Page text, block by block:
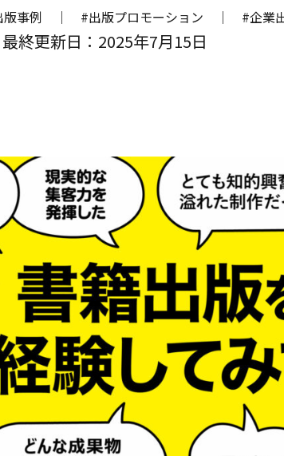
版事例 ｜ #出版プロモーション ｜ #企
最終更新日：2025年7月15日